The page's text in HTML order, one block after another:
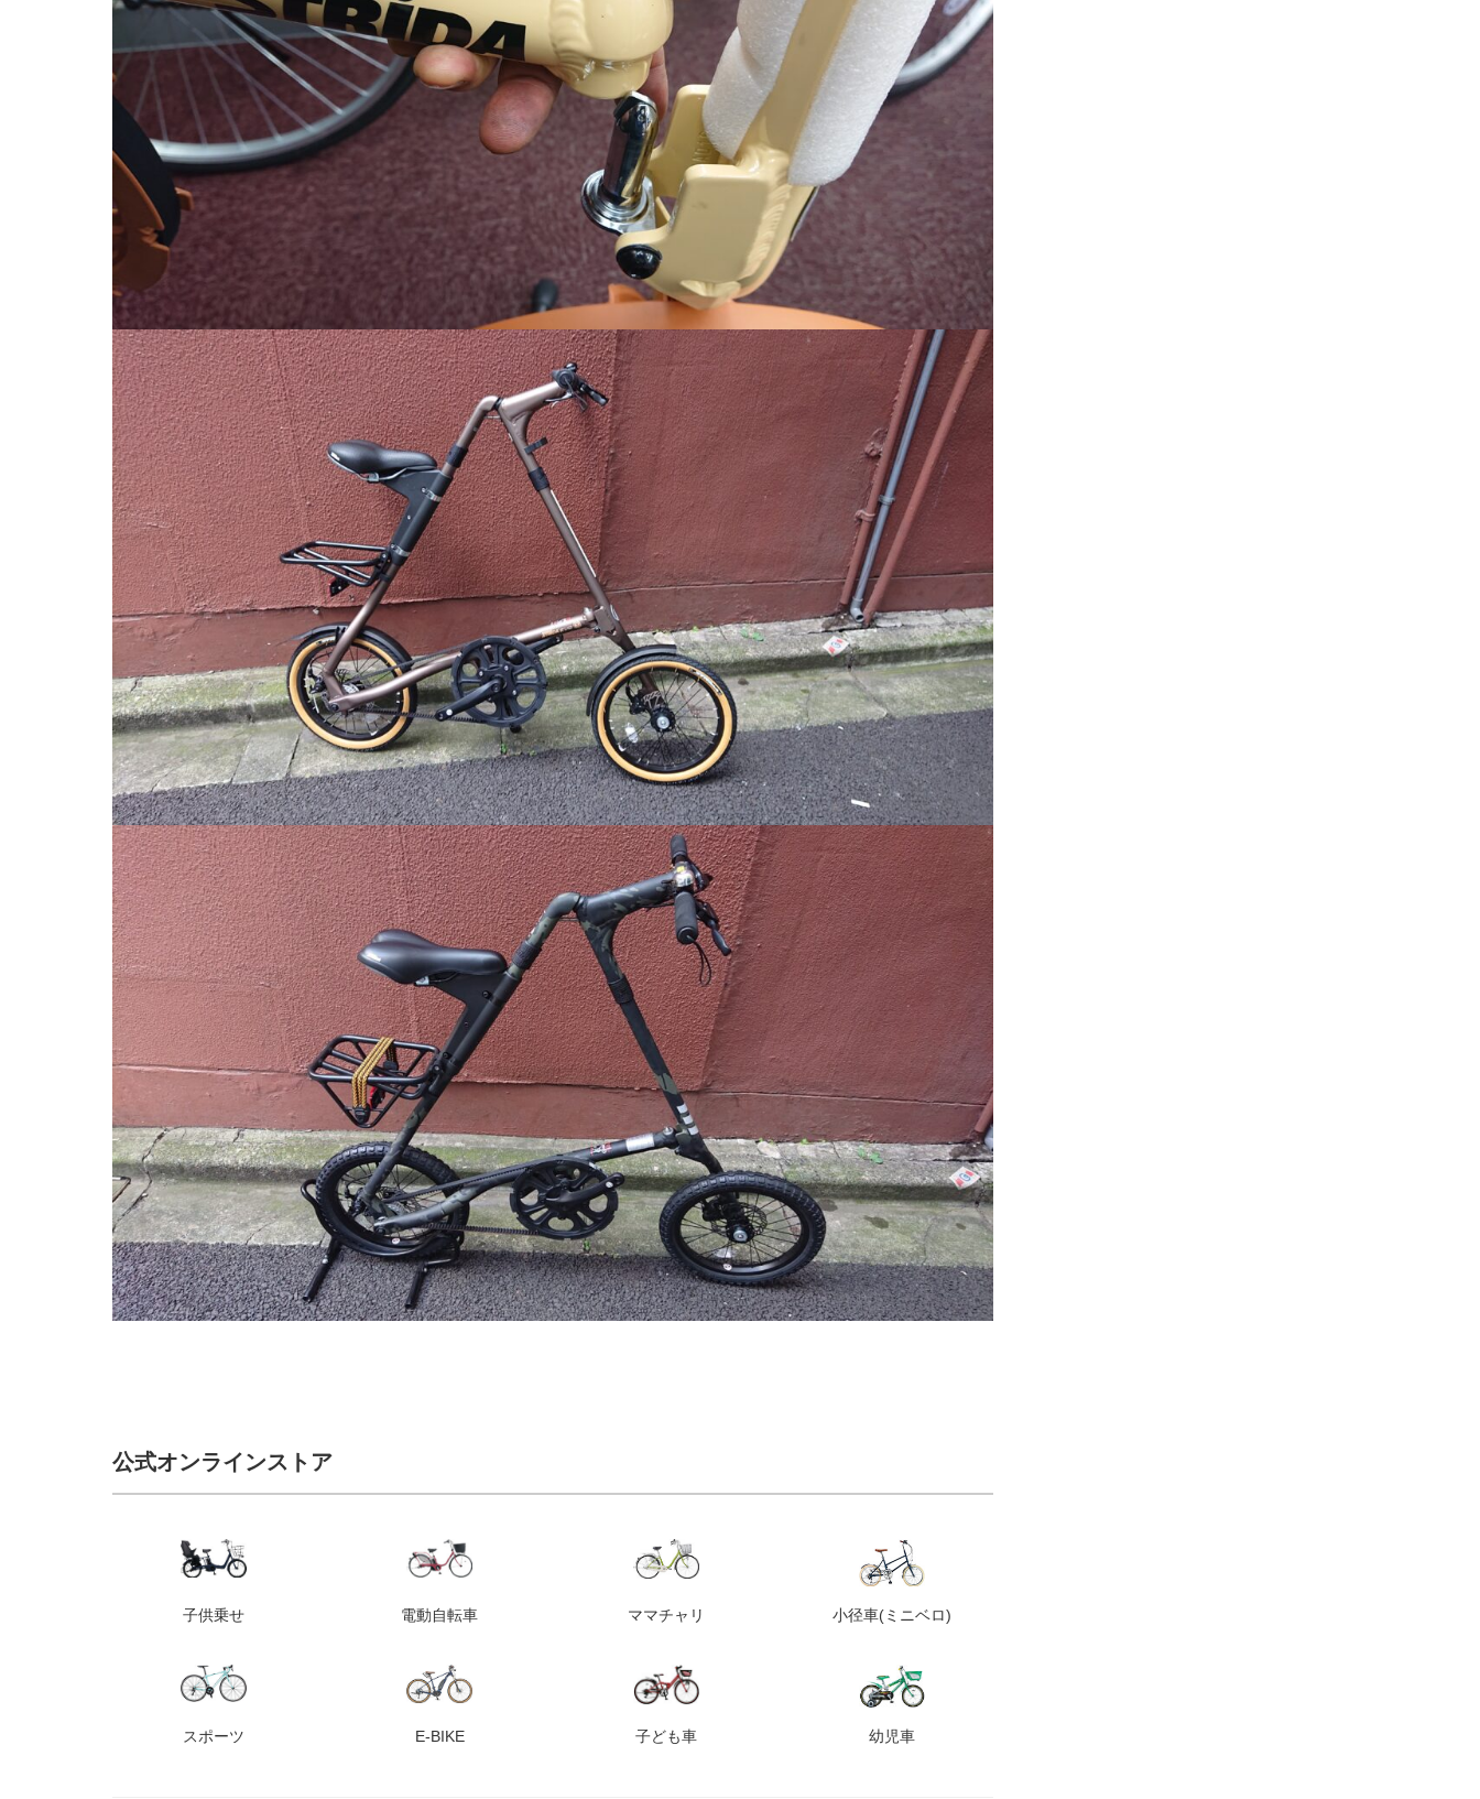
公式オンラインストア
子供乗せ 電動自転車 ママチャリ 小径車(ミニベロ)
スポーツ E-BIKE 子ども車 幼児車